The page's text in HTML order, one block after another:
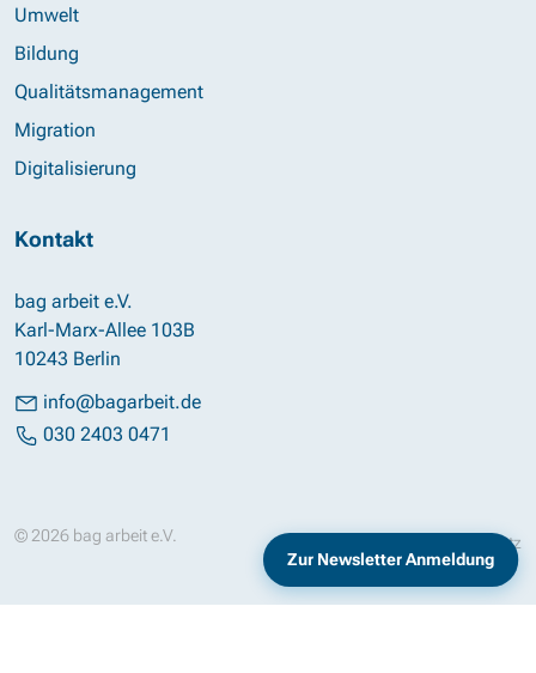
Umwelt
Bildung
Qualitätsmanagement
Migration
Digitalisierung
Kontakt
bag arbeit e.V.
Karl-Marx-Allee 103B
10243 Berlin
info@bagarbeit.de
030 2403 0471
© 2026 bag arbeit e.V. Datenschutz
Zur Newsletter Anmeldung